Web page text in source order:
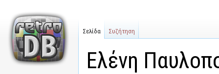
Ελένη
Σελίδα Συζήτηση